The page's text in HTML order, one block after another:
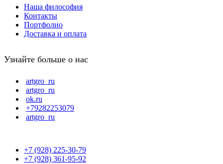
Наша философия
Контакты
Портфолио
Доставка и оплата
Узнайте больше о нас
artgro_ru
artgro_ru
ok.ru
+79282253079
artgro_ru
+7 (928) 225-30-79
+7 (928) 361-95-92